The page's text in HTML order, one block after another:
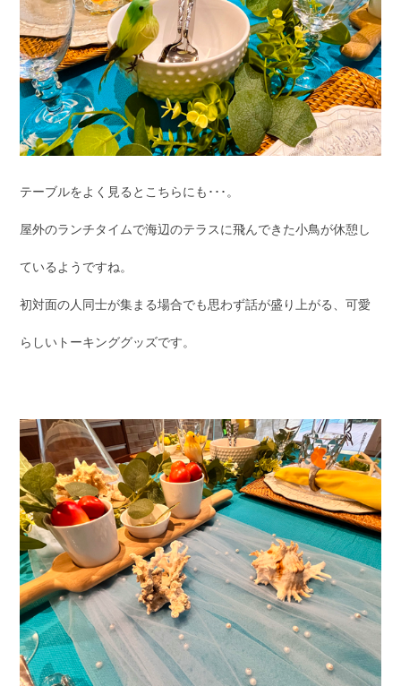
テーブルをよく見るとこちらにも･･･。
屋外のランチタイムで海辺のテラスに飛んできた小鳥が休憩し
ているようですね。
初対面の人同士が集まる場合でも思わず話が盛り上がる、可愛
らしいトーキンググッズです。